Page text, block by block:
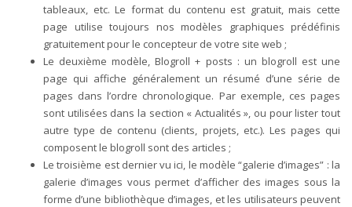
tableaux, etc. Le format du contenu est gratuit, mais cette
page utilise toujours nos modèles graphiques prédéfinis
gratuitement pour le concepteur de votre site web ;
Le deuxième modèle, Blogroll + posts : un blogroll est une
page qui affiche généralement un résumé d’une série de
pages dans l’ordre chronologique. Par exemple, ces pages
sont utilisées dans la section « Actualités », ou pour lister tout
autre type de contenu (clients, projets, etc.). Les pages qui
composent le blogroll sont des articles ;
Le troisième est dernier vu ici, le modèle “galerie d’images” : la
galerie d’images vous permet d’afficher des images sous la
forme d’une bibliothèque d’images, et les utilisateurs peuvent